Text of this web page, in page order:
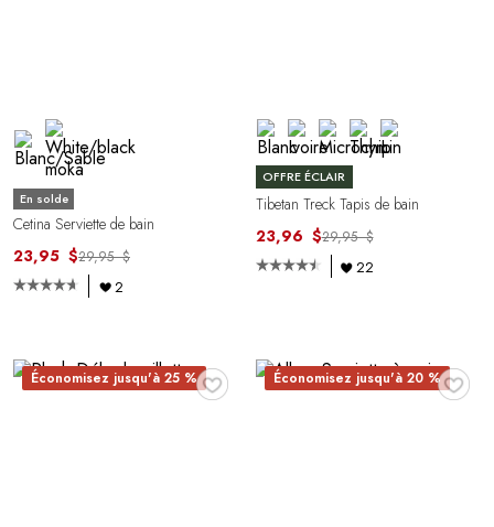
En solde
Cetina Serviette de bain
23,95 $29,95 $
2
OFFRE ÉCLAIR
Tibetan Treck Tapis de bain
23,96 $29,95 $
22
♥
Économisez jusqu'à 25 % ♥
Économisez jusqu'à 20 %